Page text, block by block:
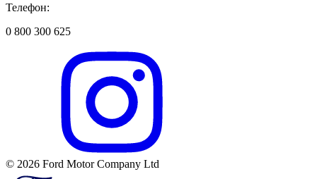
Телефон:
0 800 300 625
© 2026 Ford Motor Company Ltd